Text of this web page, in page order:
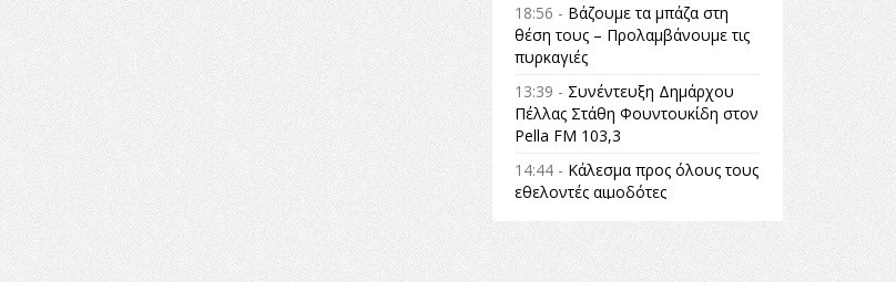
18:56 - Βάζουμε τα μπάζα στη
θέση τους – Προλαμβάνουμε τις
πυρκαγιές
13:39 - Συνέντευξη Δημάρχου
Πέλλας Στάθη Φουντουκίδη στον
Pella FM 103,3
14:44 - Κάλεσμα προς όλους τους
εθελοντές αιμοδότες
14:23 -Όλη η Ελλάδα ένας
πολιτισμός Μουσική
εγκατάσταση Πόλεμος και